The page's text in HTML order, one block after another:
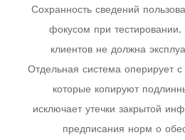
Сохранность сведений
фокусом при
клиентов не должна
Отдельная система оперирует
которые копируют
исключает утечки закрытой
предписания норм о